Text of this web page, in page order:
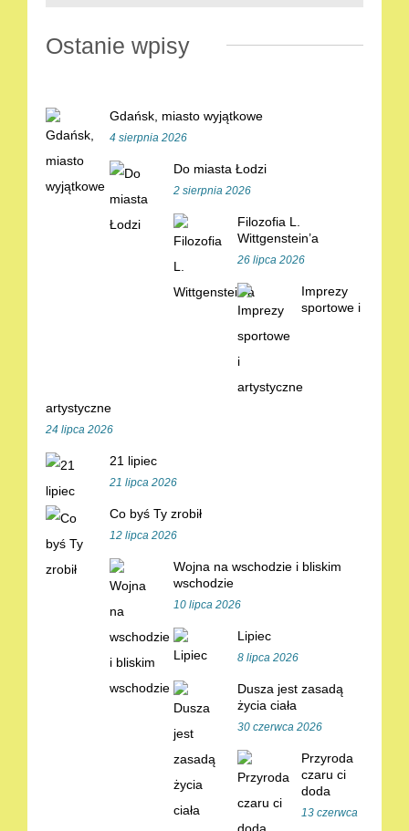
Ostanie wpisy
Gdańsk, miasto wyjątkowe
4 sierpnia 2026
Do miasta Łodzi
2 sierpnia 2026
Filozofia L.
Wittgenstein’a
26 lipca 2026
Imprezy
sportowe i
artystyczne
24 lipca 2026
21 lipiec
21 lipca 2026
Co byś Ty zrobił
12 lipca 2026
Wojna na wschodzie i bliskim
wschodzie
10 lipca 2026
Lipiec
8 lipca 2026
Dusza jest zasadą
życia ciała
30 czerwca 2026
Przyroda
czaru ci
doda
13 czerwca